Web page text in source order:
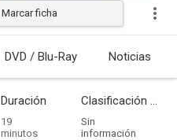
Estrenada
Marcar ficha
DVD / Blu-Ray Noticias
Duración
19
minutos
Clasificación por edades
Sin
información